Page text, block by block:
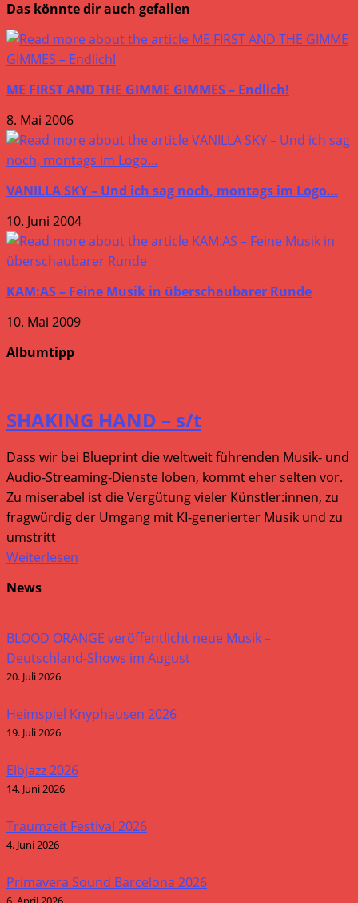
Das könnte dir auch gefallen
ME FIRST AND THE GIMME GIMMES – Endlich!
8. Mai 2006
VANILLA SKY – Und ich sag noch, montags im Logo…
10. Juni 2004
KAM:AS – Feine Musik in überschaubarer Runde
10. Mai 2009
Albumtipp
SHAKING HAND – s/t
Dass wir bei Blueprint die weltweit führenden Musik- und
Audio-Streaming-Dienste loben, kommt eher selten vor.
Zu miserabel ist die Vergütung vieler Künstler:innen, zu
fragwürdig der Umgang mit KI-generierter Musik und zu
umstritt
Weiterlesen
News
BLOOD ORANGE veröffentlicht neue Musik –
Deutschland-Shows im August
20. Juli 2026
Heimspiel Knyphausen 2026
19. Juli 2026
Elbjazz 2026
14. Juni 2026
Traumzeit Festival 2026
4. Juni 2026
Primavera Sound Barcelona 2026